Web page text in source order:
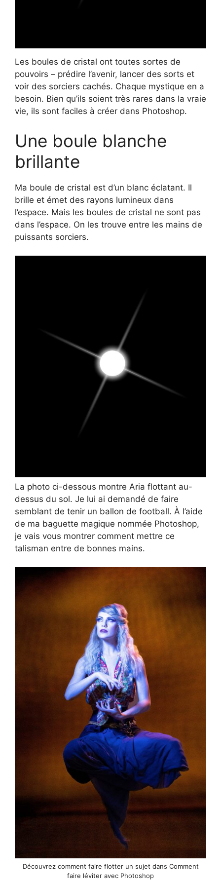
Les boules de cristal ont toutes sortes de
pouvoirs – prédire l’avenir, lancer des sorts et
voir des sorciers cachés. Chaque mystique en a
besoin. Bien qu’ils soient très rares dans la vraie
vie, ils sont faciles à créer dans Photoshop.
Une boule blanche
brillante
Ma boule de cristal est d’un blanc éclatant. Il
brille et émet des rayons lumineux dans
l’espace. Mais les boules de cristal ne sont pas
dans l’espace. On les trouve entre les mains de
puissants sorciers.
La photo ci-dessous montre Aria flottant au-
dessus du sol. Je lui ai demandé de faire
semblant de tenir un ballon de football. À l’aide
de ma baguette magique nommée Photoshop,
je vais vous montrer comment mettre ce
talisman entre de bonnes mains.
Découvrez comment faire flotter un sujet dans Comment
faire léviter avec Photoshop